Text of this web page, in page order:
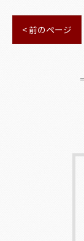
< 前のページ